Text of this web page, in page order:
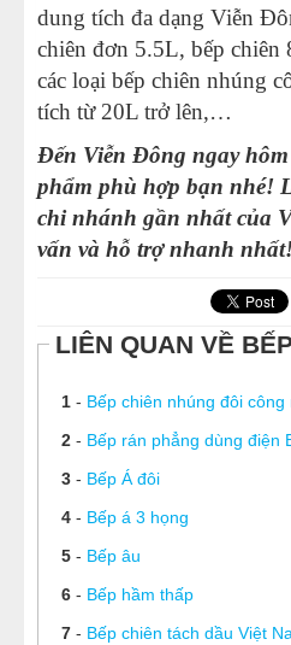
dung tích đa dạng Viễn
chiên đơn 5.5L, bếp
các loại bếp chiên nhúng
tích từ 20L trở lên,…
Đến Viễn Đông ngay
phẩm phù hợp bạn nhé!
chi nhánh gần nhất của
vấn và hỗ trợ nhanh
LIÊN QUAN VỀ
1- Bếp chiên nhúng đôi công
2- Bếp rán phẳng dùng điện
3- Bếp Á đôi
4- Bếp á 3 họng
5- Bếp âu
6- Bếp hầm thấp
7- Bếp chiên tách dầu Việt